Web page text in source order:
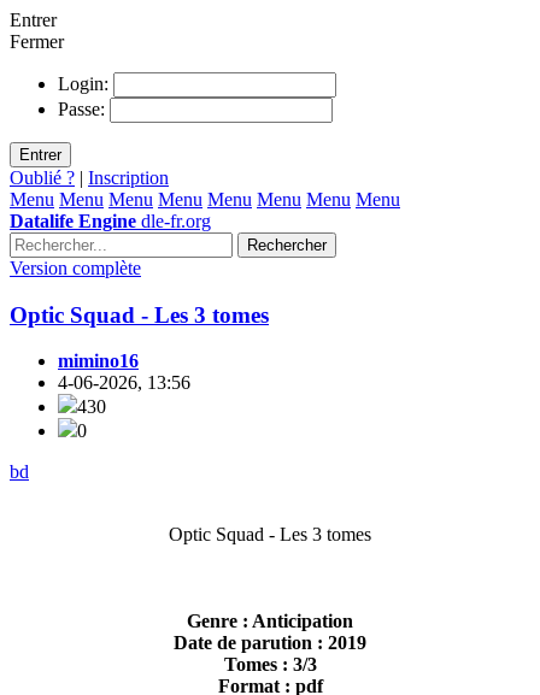
Entrer
Fermer
Login:
Passe:
Entrer
Oublié ? | Inscription
Menu Menu Menu Menu Menu Menu Menu Menu
Datalife Engine dle-fr.org
Rechercher
Version complète
Optic Squad - Les 3 tomes
mimino16
4-06-2026, 13:56
430
0
bd
Optic Squad - Les 3 tomes
Genre : Anticipation
Date de parution : 2019
Tomes : 3/3
Format : pdf